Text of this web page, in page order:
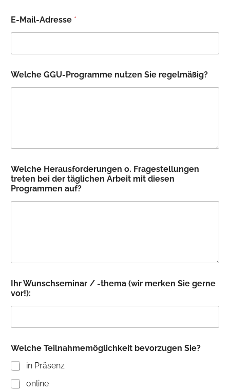
E-Mail-Adresse *
Welche GGU-Programme nutzen Sie regelmäßig?
r
o
g
r
e
s
e
n
Welche Herausforderungen o. Fragestellungen
treten bei der täglichen Arbeit mit diesen
Programmen auf?
Ihr Wunschseminar / -thema (wir merken Sie gerne
vor!):
Welche Teilnahmemöglichkeit bevorzugen Sie?
in Präsenz
online